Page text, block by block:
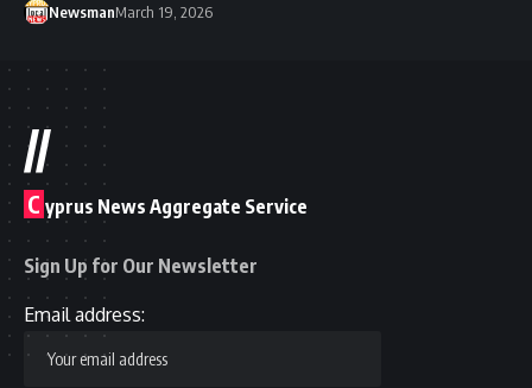
NewsmanMarch 19, 2026
//
C yprus News Aggregate Service
Sign Up for Our Newsletter
Email address: